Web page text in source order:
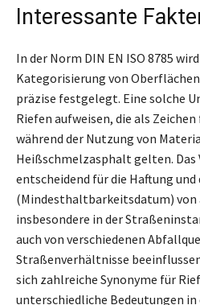
Interessante
In der Norm DIN EN ISO 8785
Kategorisierung von
präzise festgelegt. Eine solche
Riefen aufweisen, die als
während der Nutzung von
Heißschmelzasphalt gelten. Das
entscheidend für die Haftung und
(Mindesthaltbarkeitsdatum)
insbesondere in der
auch von verschiedenen
Straßenverhältnisse
sich zahlreiche Synonyme für
unterschiedliche Bedeutungen in